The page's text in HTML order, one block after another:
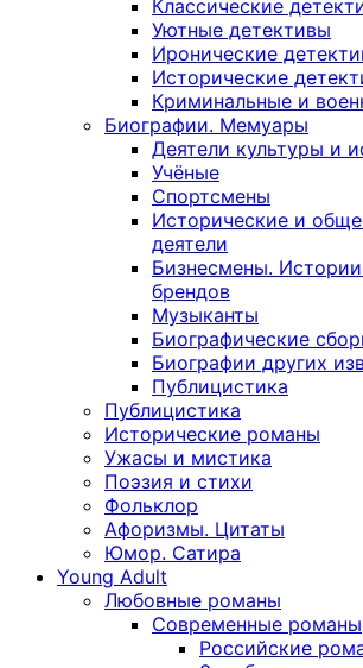
Классические
Уютные детективы
Иронические
Исторические
Криминальные и
Биографии. Мемуары
Деятели культуры и
Учёные
Спортсмены
Исторические и
деятели
Бизнесмены.
брендов
Музыканты
Биографические
Биографии других
Публицистика
Публицистика
Исторические романы
Ужасы и мистика
Поэзия и стихи
Фольклор
Афоризмы. Цитаты
Юмор. Сатира
Young Adult
Любовные романы
Современные романы
Российские